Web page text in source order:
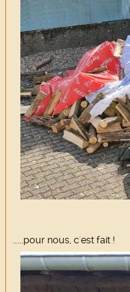
......pour nous, c'est fait !